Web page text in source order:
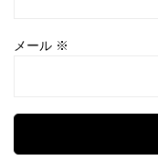
メール ※